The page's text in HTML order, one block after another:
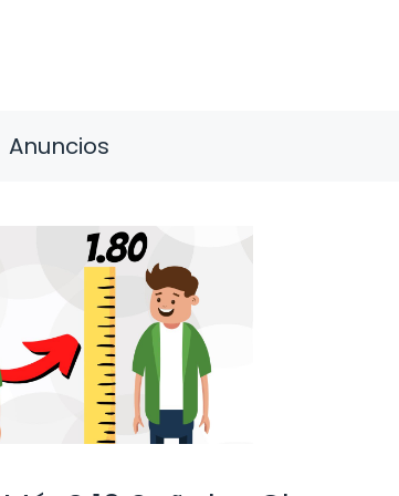
Anuncios